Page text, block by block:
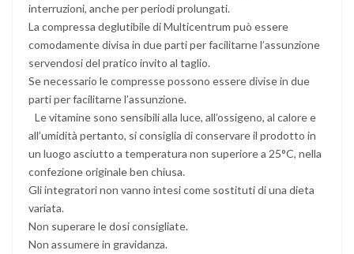
interruzioni, anche per periodi prolungati.
La compressa deglutibile di Multicentrum può essere
comodamente divisa in due parti per facilitarne l’assunzione
servendosi del pratico invito al taglio.
Se necessario le compresse possono essere divise in due
parti per facilitarne l’assunzione.
Le vitamine sono sensibili alla luce, all’ossigeno, al calore e
all’umidità pertanto, si consiglia di conservare il prodotto in
un luogo asciutto a temperatura non superiore a 25°C, nella
confezione originale ben chiusa.
Gli integratori non vanno intesi come sostituti di una dieta
variata.
Non superare le dosi consigliate.
Non assumere in gravidanza.